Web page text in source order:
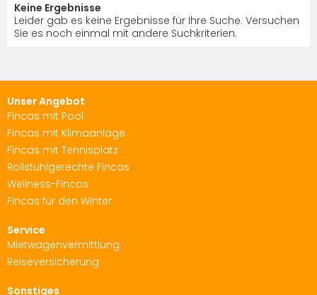
Keine Ergebnisse
Leider gab es keine Ergebnisse für Ihre Suche. Versuchen
Sie es noch einmal mit andere Suchkriterien.
Unser Angebot
Fincas mit Pool
Fincas mit Klimaanlage
Fincas mit Tennisplatz
Rollstuhlgerechte Fincas
Wellness-Fincas
Fincas für den Winter
Service
Mietwagenvermittlung
Reiseversicherung
Sonstiges